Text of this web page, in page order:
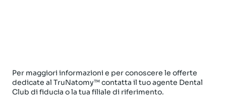
Per maggiori informazioni e per conoscere le offerte
dedicate al TruNatomy™ contatta il tuo agente Dental
Club di fiducia o la tua filiale di riferimento.